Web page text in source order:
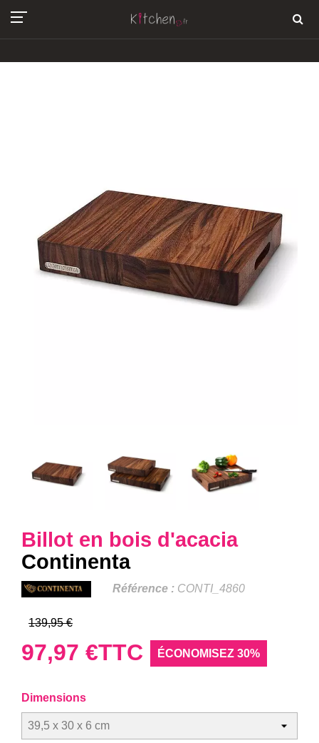
Billot en bois d'acacia
Continenta
Référence : CONTI_4860
139,95 €
97,97 €TTC ÉCONOMISEZ 30%
Dimensions